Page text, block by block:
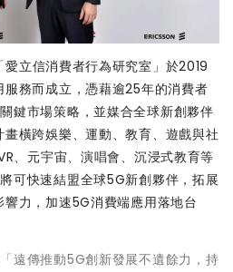
愛立信消費者行為研究室」於2019
務而成立，憑藉逾25年的消費者
鍵市場策略，並媒合全球新創夥伴
橫跨娛樂、運動、教育、遊戲與社
、元宇宙、演唱會、沉浸式教育等
可快速結盟全球5G新創夥伴，拓展
響力，加速5G消費端應用落地台
遠傳推動5G創新發展不遺餘力，持